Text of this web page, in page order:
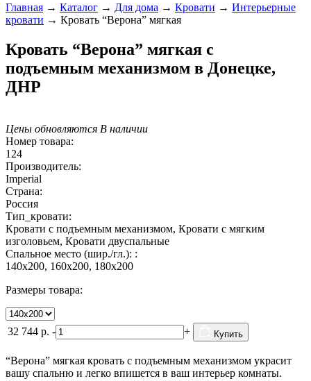
Главная → Каталог → Для дома → Кровати → Интерьерные
кровати → Кровать “Верона” мягкая
Кровать “Верона” мягкая с
подъемным механизмом в Донецке,
ДНР
Цены обновляются В наличии
Номер товара:
124
Производитель:
Imperial
Страна:
Россия
Тип_кровати:
Кровати с подъемным механизмом, Кровати с мягким
изголовьем, Кровати двуспальные
Спальное место (шир./гл.): :
140х200, 160х200, 180х200
Размеры товара:
32 744 р. - + Купить
“Верона” мягкая кровать с подъемным механизмом украсит
вашу спальню и легко впишется в ваш интерьер комнаты.